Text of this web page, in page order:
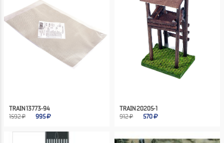
TRAIN 13773-94
1592 ₽
995
TRAIN 20205-1
912 ₽
570